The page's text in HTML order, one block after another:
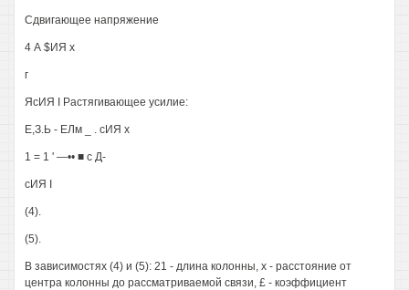
Сдвигающее напряжение
4 А $ИЯ х
г
ЯсИЯ I Растягивающее усилие:
Е,З.Ь - ЕЛм _ . сИЯ х
1 = 1 ' —•• ■ с Д-
сИЯ I
(4).
(5).
В зависимостях (4) и (5): 21 - длина колонны, х - расстояние от
центра колонны до рассматриваемой связи, £ - коэффициент